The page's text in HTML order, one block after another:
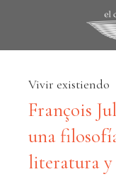
Vivir existiendo
François
una
literatura y